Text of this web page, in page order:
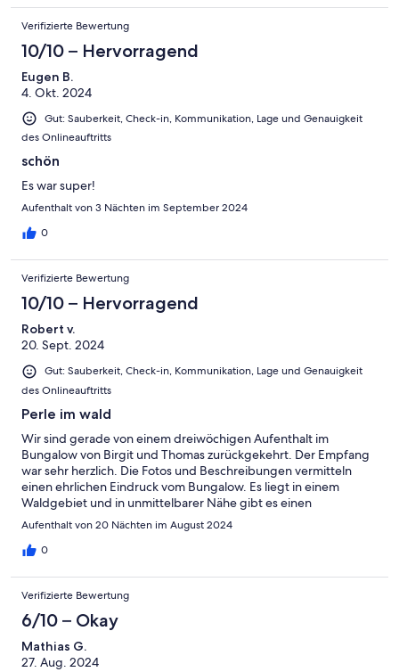
Verifizierte Bewertung
10/10 – Hervorragend
Eugen B.
4. Okt. 2024
Gut: Sauberkeit, Check-in, Kommunikation, Lage und Genauigkeit
des Onlineauftritts
schön
Es war super!
Aufenthalt von 3 Nächten im September 2024
0
Verifizierte Bewertung
10/10 – Hervorragend
Robert v.
20. Sept. 2024
Gut: Sauberkeit, Check-in, Kommunikation, Lage und Genauigkeit
des Onlineauftritts
Perle im wald
Wir sind gerade von einem dreiwöchigen Aufenthalt im
Bungalow von Birgit und Thomas zurückgekehrt. Der Empfang
war sehr herzlich. Die Fotos und Beschreibungen vermitteln
einen ehrlichen Eindruck vom Bungalow. Es liegt in einem
Waldgebiet und in unmittelbarer Nähe gibt es einen
Supermarkt, eine Bäckerei und den Bahnhof mit direkter
Anbindung nach Berlin. Es ist wunderbar, auf der Terrasse zu
sitzen und die waldreiche Umgebung zu genießen. Der
wunderbar geräumige Küche und ein Wohnzimmer. Es gibt
einen schönen überdachten Platz für das Auto. Die Gegend
eignet sich ideal für Radtouren durch den Spreewald. Wir
können jedem einen Urlaub hier empfehlen. Wir möchten uns
bei Ihnen für einen wunderschönen Urlaub bedanken. Grüße,
Robert und Jasper
Aufenthalt von 20 Nächten im August 2024
0
Verifizierte Bewertung
6/10 – Okay
Mathias G.
27. Aug. 2024